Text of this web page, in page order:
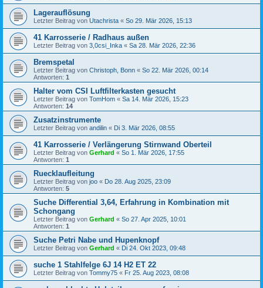
Lagerauflösung
Letzter Beitrag von Utachrista « So 29. Mär 2026, 15:13
41 Karrosserie / Radhaus außen
Letzter Beitrag von 3,0csi_Inka « Sa 28. Mär 2026, 22:36
Bremspetal
Letzter Beitrag von Christoph, Bonn « So 22. Mär 2026, 00:14
Antworten: 1
Halter vom CSI Luftfilterkasten gesucht
Letzter Beitrag von TomHom « Sa 14. Mär 2026, 15:23
Antworten: 14
Zusatzinstrumente
Letzter Beitrag von andilin « Di 3. Mär 2026, 08:55
41 Karrosserie / Verlängerung Stirnwand Oberteil
Letzter Beitrag von Gerhard « So 1. Mär 2026, 17:55
Antworten: 1
Ruecklaufleitung
Letzter Beitrag von joo « Do 28. Aug 2025, 23:09
Antworten: 5
Suche Differential 3,64, Erfahrung in Kombination mit
Schongang
Letzter Beitrag von Gerhard « So 27. Apr 2025, 10:01
Antworten: 1
Suche Petri Nabe und Hupenknopf
Letzter Beitrag von Gerhard « Di 24. Okt 2023, 09:48
suche 1 Stahlfelge 6J 14 H2 ET 22
Letzter Beitrag von Tommy75 « Fr 25. Aug 2023, 08:08